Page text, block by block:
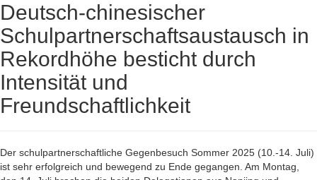
Deutsch-chinesischer
Schulpartnerschaftsaustausch in
Rekordhöhe besticht durch
Intensität und
Freundschaftlichkeit
Der schulpartnerschaftliche Gegenbesuch Sommer 2025 (10.-14. Juli)
ist sehr erfolgreich und bewegend zu Ende gegangen. Am Montag,